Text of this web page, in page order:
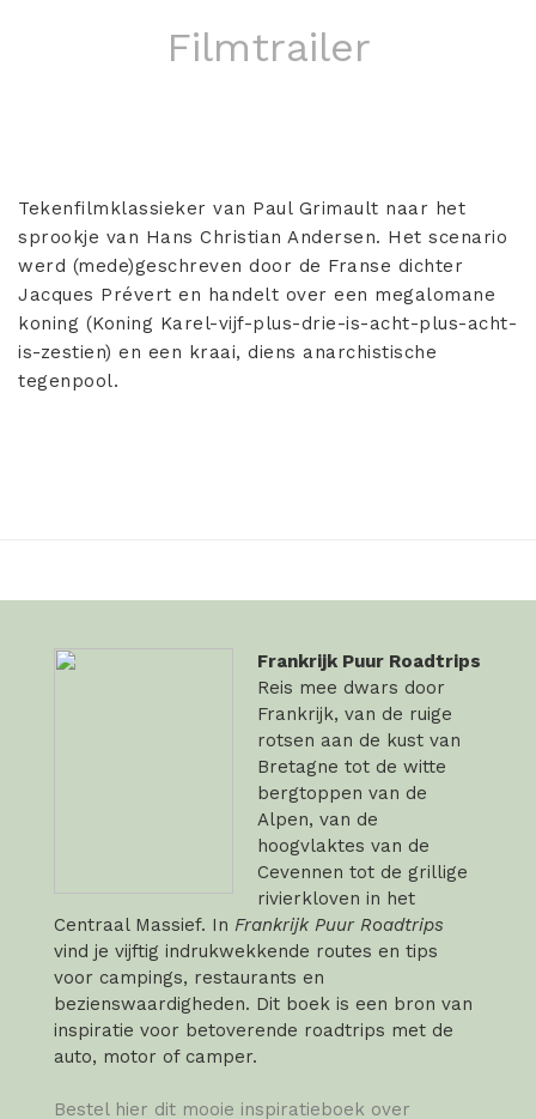
Filmtrailer
Tekenfilmklassieker van Paul Grimault naar het
sprookje van Hans Christian Andersen. Het scenario
werd (mede)geschreven door de Franse dichter
Jacques Prévert en handelt over een megalomane
koning (Koning Karel-vijf-plus-drie-is-acht-plus-acht-
is-zestien) en een kraai, diens anarchistische
tegenpool.
Frankrijk Puur Roadtrips
Reis mee dwars door
Frankrijk, van de ruige
rotsen aan de kust van
Bretagne tot de witte
bergtoppen van de
Alpen, van de
hoogvlaktes van de
Cevennen tot de grillige
rivierkloven in het
Centraal Massief. In Frankrijk Puur Roadtrips
vind je vijftig indrukwekkende routes en tips
voor campings, restaurants en
bezienswaardigheden. Dit boek is een bron van
inspiratie voor betoverende roadtrips met de
auto, motor of camper.
Bestel hier dit mooie inspiratieboek over